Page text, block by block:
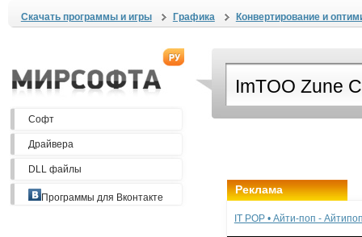
Скачать программы и игры Графика Конвертирование и
Софт
Драйвера
DLL файлы
Программы для Вконтакте
Реклама
IT POP • Айти-поп -